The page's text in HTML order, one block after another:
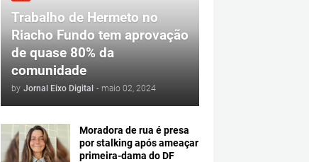
Trabalho de Hermeto no
Riacho Fundo tem aprovação
de quase 80% da
comunidade
by Jornal Eixo Digital - maio 02, 2024
Moradora de rua é presa
por stalking após ameaçar
primeira-dama do DF